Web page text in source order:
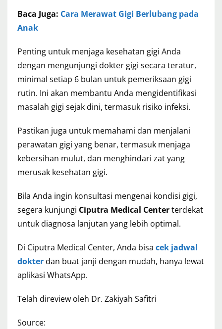
Baca Juga: Cara Merawat Gigi Berlubang pada
Anak
Penting untuk menjaga kesehatan gigi Anda
dengan mengunjungi dokter gigi secara teratur,
minimal setiap 6 bulan untuk pemeriksaan gigi
rutin. Ini akan membantu Anda mengidentifikasi
masalah gigi sejak dini, termasuk risiko infeksi.
Pastikan juga untuk memahami dan menjalani
perawatan gigi yang benar, termasuk menjaga
kebersihan mulut, dan menghindari zat yang
merusak kesehatan gigi.
Bila Anda ingin konsultasi mengenai kondisi gigi,
segera kunjungi Ciputra Medical Centerterdekat
untuk diagnosa lanjutan yang lebih optimal.
Di Ciputra Medical Center, Anda bisa cek jadwal
dokterdan buat janji dengan mudah, hanya lewat
aplikasi WhatsApp.
Telah direview oleh Dr. Zakiyah Safitri
Source: